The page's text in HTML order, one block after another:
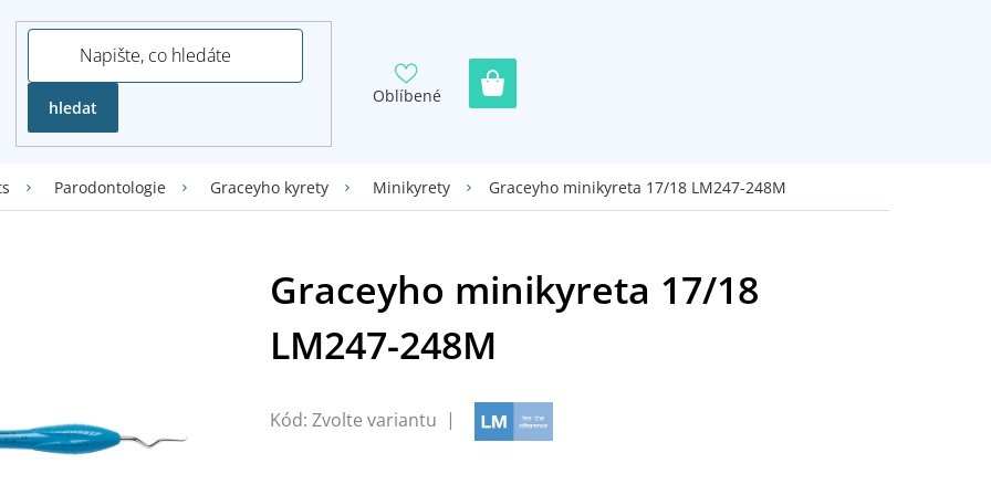
hledat
Oblíbené
Parodontologie Graceyho kyrety Minikyrety Graceyho minikyreta 17/18 LM247-248M
Kód: Zvolte variantu